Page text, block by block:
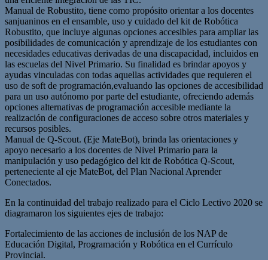
Manual de Robustito, tiene como propósito orientar a los docentes
sanjuaninos en el ensamble, uso y cuidado del kit de Robótica
Robustito, que incluye algunas opciones accesibles para ampliar las
posibilidades de comunicación y aprendizaje de los estudiantes con
necesidades educativas derivadas de una discapacidad, incluidos en
las escuelas del Nivel Primario. Su finalidad es brindar apoyos y
ayudas vinculadas con todas aquellas actividades que requieren el
uso de soft de programación,evaluando las opciones de accesibilidad
para un uso autónomo por parte del estudiante, ofreciendo además
opciones alternativas de programación accesible mediante la
realización de configuraciones de acceso sobre otros materiales y
recursos posibles.
Manual de Q-Scout. (Eje MateBot), brinda las orientaciones y
apoyo necesario a los docentes de Nivel Primario para la
manipulación y uso pedagógico del kit de Robótica Q-Scout,
perteneciente al eje MateBot, del Plan Nacional Aprender
Conectados.
En la continuidad del trabajo realizado para el Ciclo Lectivo 2020 se
diagramaron los siguientes ejes de trabajo:
Fortalecimiento de las acciones de inclusión de los NAP de
Educación Digital, Programación y Robótica en el Currículo
Provincial.